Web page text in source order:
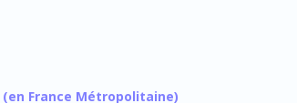
France Métropolitaine)